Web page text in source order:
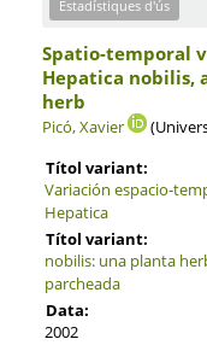
Estadístiques d'ús
Spatio-temporal
Hepatica nobilis,
herb
Picó, Xavier
Títol variant:
Variación espacio-
Hepatica
Títol variant:
nobilis: una planta
parcheada
Data:
2002